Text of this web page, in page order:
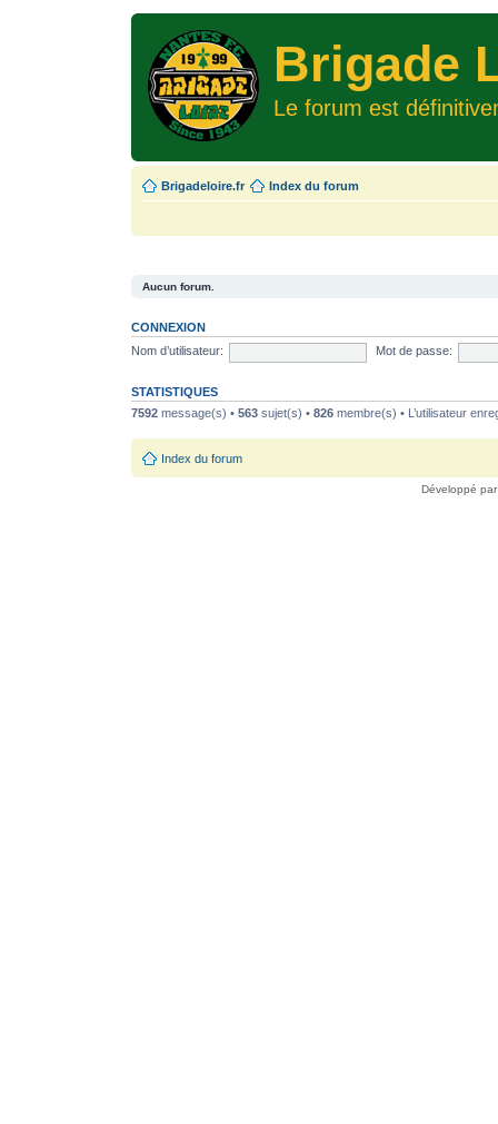
Brigade
Le forum est
Brigadeloire.fr Index du forum
Aucun forum.
CONNEXION
Nom d’utilisateur:
Mot de passe:
STATISTIQUES
7592 message(s) • 563 sujet(s) • 826 membre(s) • L’utilisateur
Index du forum
Développé